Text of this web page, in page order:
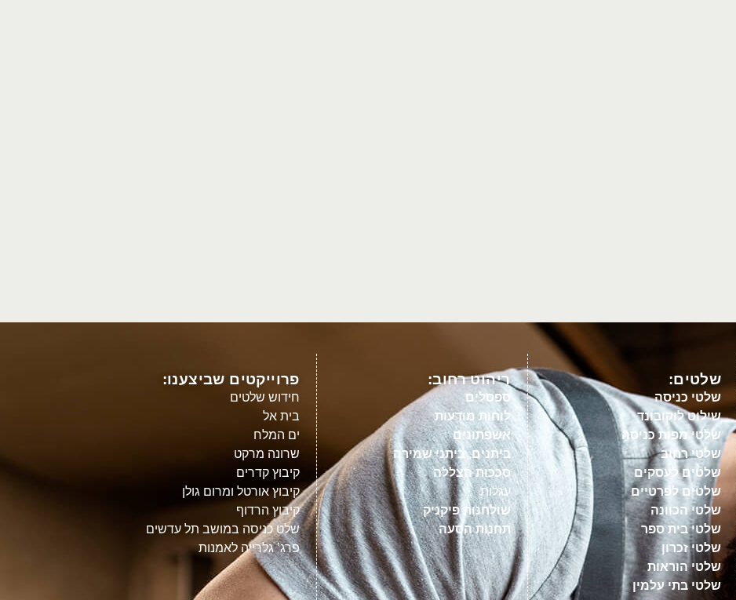
שלטים:
שלטי כניסה
שילוט לוקובונד
שלטי מפות כניסה
שלטי רחוב
שלטים לעסקים
שלטים לפרטיים
שלטי הכוונה
שלטי בית ספר
שלטי זכרון
שלטי הוראות
שלטי בתי עלמין
ריהוט רחוב:
ספסלים
לוחות מודעות
אשפתונים
ביתנים, ביתני שמירה
סככות הצללה
עגלות
שולחנות פיקניק
תחנות הסעה
פרוייקטים שביצענו:
חידוש שלטים
בית אל
ים המלח
שרונה מרקט
קיבוץ קדרים
קיבוץ אורטל ומרום גולן
קיבוץ הרדוף
שלט כניסה במושב תל עדשים
פרג’ גלרייה לאמנות